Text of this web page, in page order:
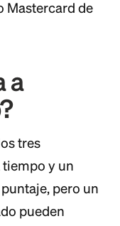
Mastercard de
a
tres
tiempo y un
pero un
pueden